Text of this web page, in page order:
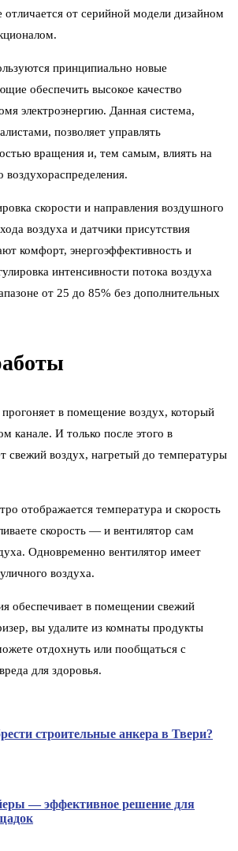
от серийной модели дизайном
принципиально новые
обеспечить высокое качество
электроэнергию. Данная система,
позволяет управлять
вращения и, тем самым, влиять на
воздухораспределения.
скорости и направления воздушного
воздуха и датчики присутствия
комфорт, энергоэффективность и
интенсивности потока воздуха
от 25 до 85% без дополнительных
в помещение воздух, который
канале. И только после этого в
свежий воздух, нагретый до температуры
отображается температура и скорость
скорость — и вентилятор сам
Одновременно вентилятор имеет
воздуха.
обеспечивает в помещении свежий
вы удалите из комнаты продукты
отдохнуть или пообщаться с
для здоровья.
строительные анкера в Твери?
— эффективное решение для